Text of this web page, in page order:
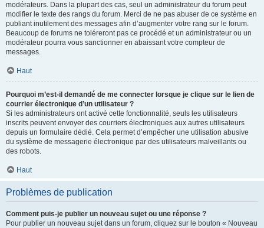
modérateurs. Dans la plupart des cas, seul un administrateur du forum peut
modifier le texte des rangs du forum. Merci de ne pas abuser de ce système en
publiant inutilement des messages afin d’augmenter votre rang sur le forum.
Beaucoup de forums ne toléreront pas ce procédé et un administrateur ou un
modérateur pourra vous sanctionner en abaissant votre compteur de
messages.
Haut
Pourquoi m’est-il demandé de me connecter lorsque je clique sur le lien de
courrier électronique d’un utilisateur ?
Si les administrateurs ont activé cette fonctionnalité, seuls les utilisateurs
inscrits peuvent envoyer des courriers électroniques aux autres utilisateurs
depuis un formulaire dédié. Cela permet d’empêcher une utilisation abusive
du système de messagerie électronique par des utilisateurs malveillants ou
des robots.
Haut
Problèmes de publication
Comment puis-je publier un nouveau sujet ou une réponse ?
Pour publier un nouveau sujet dans un forum, cliquez sur le bouton « Nouveau